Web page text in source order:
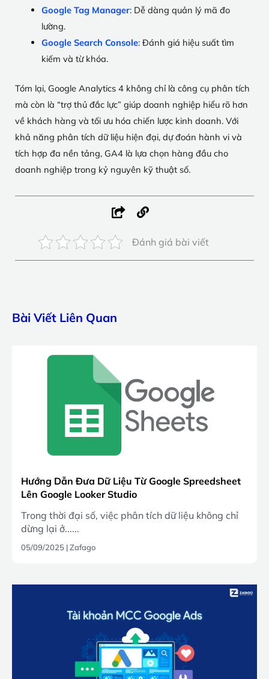
Google Tag Manager: Dễ dàng quản lý mã đo
lường.
Google Search Console: Đánh giá hiệu suất tìm
kiếm và từ khóa.
Tóm lại, Google Analytics 4 không chỉ là công cụ phân tích
mà còn là “trợ thủ đắc lực” giúp doanh nghiệp hiểu rõ hơn
về khách hàng và tối ưu hóa chiến lược kinh doanh. Với
khả năng phân tích dữ liệu hiện đại, dự đoán hành vi và
tích hợp đa nền tảng, GA4 là lựa chọn hàng đầu cho
doanh nghiệp trong kỷ nguyên kỹ thuật số.
Đánh giá bài viết
Bài Viết Liên Quan
Hướng Dẫn Đưa Dữ Liệu Từ Google Spreedsheet
Lên Google Looker Studio
Trong thời đại số, việc phân tích dữ liệu không chỉ
dừng lại ở......
05/09/2025 |Zafago